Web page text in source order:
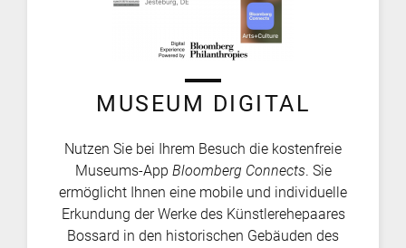
MUSEUM DIGITAL
Nutzen Sie bei Ihrem Besuch die kostenfreie
Museums-App Bloomberg Connects. Sie
ermöglicht Ihnen eine mobile und individuelle
Erkundung der Werke des Künstlerehepaares
Bossard in den historischen Gebäuden des